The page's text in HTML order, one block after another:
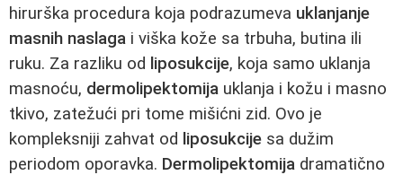
hirurška procedura koja podrazumeva uklanjanje
masnih naslaga i viška kože sa trbuha, butina ili
ruku. Za razliku od liposukcije, koja samo uklanja
masnoću, dermolipektomija uklanja i kožu i masno
tkivo, zatežući pri tome mišićni zid. Ovo je
kompleksniji zahvat od liposukcije sa dužim
periodom oporavka. Dermolipektomija dramatično